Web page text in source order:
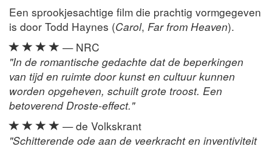
Een sprookjesachtige film die prachtig vormgegeven
is door Todd Haynes (Carol, Far from Heaven).
— NRC
"In de romantische gedachte dat de beperkingen
van tijd en ruimte door kunst en cultuur kunnen
worden opgeheven, schuilt grote troost. Een
betoverend Droste-effect."
— de Volkskrant
"Schitterende ode aan de veerkracht en inventiviteit